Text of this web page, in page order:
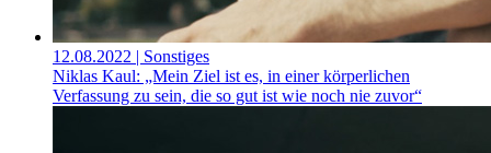
12.08.2022 | Sonstiges
Niklas Kaul: „Mein Ziel ist es, in einer körperlichen
Verfassung zu sein, die so gut ist wie noch nie zuvor“